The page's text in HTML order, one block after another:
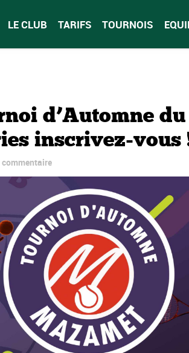
LE CLUB TARIFS TOURNOIS
d’Automne
inscrivez-vous
commentaire